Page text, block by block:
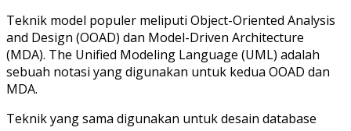
Teknik model populer meliputi Object-Oriented Analysis
and Design (OOAD) dan Model-Driven Architecture
(MDA). The Unified Modeling Language (UML) adalah
sebuah notasi yang digunakan untuk kedua OOAD dan
MDA.
Teknik yang sama digunakan untuk desain database